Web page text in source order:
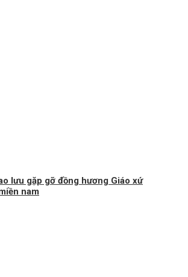
lưu gặp gỡ đồng hương Giáo xứ
nam